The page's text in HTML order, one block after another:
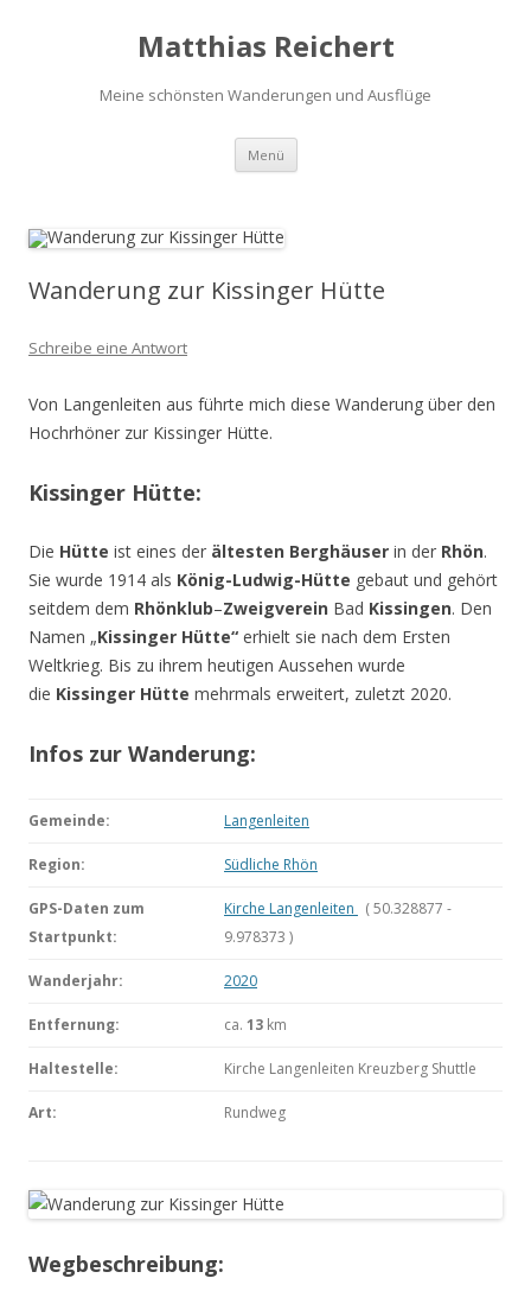
Matthias Reichert
Meine schönsten Wanderungen und Ausflüge
Menü Zum
springen
Wanderung zur Kissinger Hütte
Schreibe eine Antwort
Von Langenleiten aus führte mich diese Wanderung über den
Hochrhöner zur Kissinger Hütte.
Kissinger Hütte:
Die Hütte ist eines der ältesten Berghäuser in der Rhön.
Sie wurde 1914 als König-Ludwig-Hütte gebaut und gehört
seitdem dem Rhönklub–Zweigverein Bad Kissingen. Den
Namen „Kissinger Hütte“ erhielt sie nach dem Ersten
Weltkrieg. Bis zu ihrem heutigen Aussehen wurde
die Kissinger Hütte mehrmals erweitert, zuletzt 2020.
Infos zur Wanderung:
Gemeinde: Langenleiten
Region: Südliche Rhön
GPS-Daten zum
Startpunkt:
Kirche Langenleiten
( 50.328877 -
9.978373 )
Wanderjahr: 2020
Entfernung: ca. 13 km
Haltestelle: Kirche Langenleiten Kreuzberg Shuttle
Art: Rundweg
Wegbeschreibung: